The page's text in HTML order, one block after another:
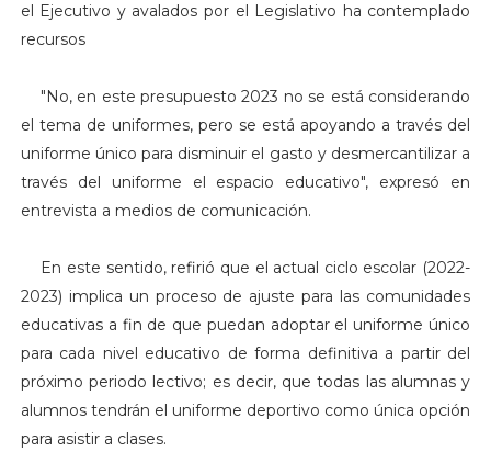
el Ejecutivo y avalados por el Legislativo ha contemplado
recursos
"No, en este presupuesto 2023 no se está considerando
el tema de uniformes, pero se está apoyando a través del
uniforme único para disminuir el gasto y desmercantilizar a
través del uniforme el espacio educativo", expresó en
entrevista a medios de comunicación.
En este sentido, refirió que el actual ciclo escolar (2022-
2023) implica un proceso de ajuste para las comunidades
educativas a fin de que puedan adoptar el uniforme único
para cada nivel educativo de forma definitiva a partir del
próximo periodo lectivo; es decir, que todas las alumnas y
alumnos tendrán el uniforme deportivo como única opción
para asistir a clases.